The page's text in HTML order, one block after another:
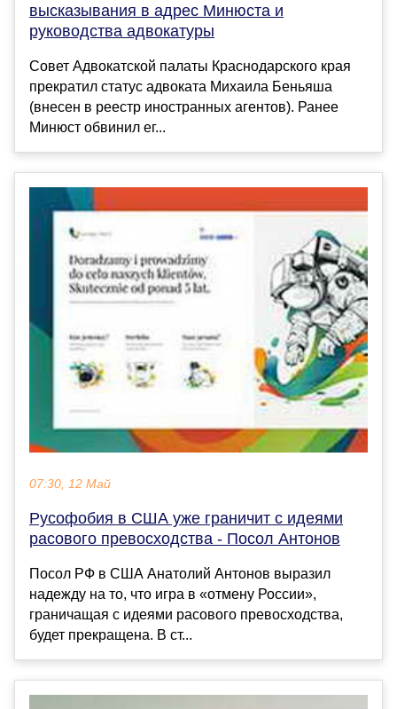
высказывания в адрес Минюста и
руководства адвокатуры
Совет Адвокатской палаты Краснодарского края
прекратил статус адвоката Михаила Беньяша
(внесен в реестр иностранных агентов). Ранее
Минюст обвинил ег...
07:30, 12 Май
Русофобия в США уже граничит с идеями
расового превосходства - Посол Антонов
Посол РФ в США Анатолий Антонов выразил
надежду на то, что игра в «отмену России»,
граничащая с идеями расового превосходства,
будет прекращена. В ст...